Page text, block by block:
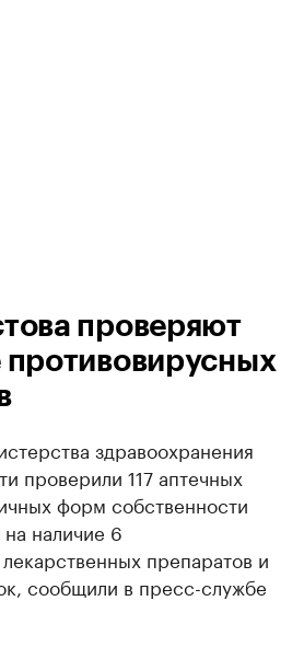
проверяют
противовирусных
здравоохранения
проверили 117 аптечных
форм собственности
наличие 6
препаратов и
сообщили в пресс-службе